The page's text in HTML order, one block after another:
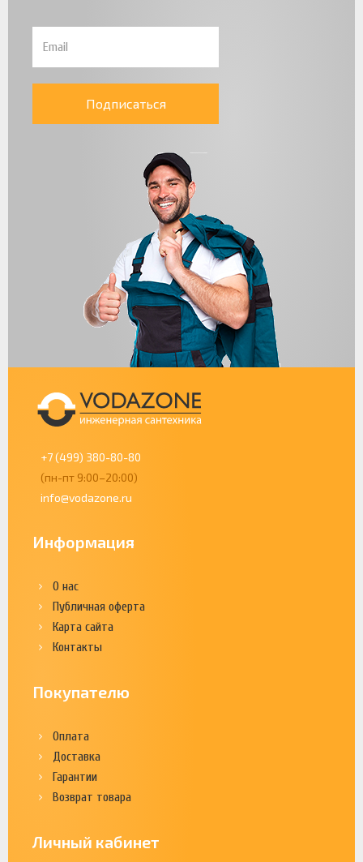
Подписаться
+7 (499) 380-80-80
(пн-пт 9:00–20:00)
info@vodazone.ru
Информация
О нас
Публичная оферта
Карта сайта
Контакты
Покупателю
Оплата
Доставка
Гарантии
Возврат товара
Личный кабинет